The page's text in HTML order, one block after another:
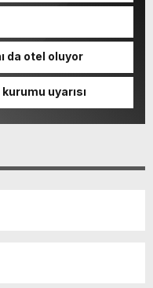
da otel oluyor
uyarısı